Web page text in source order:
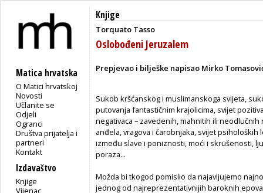
Matica hrvatska
O Matici hrvatskoj
Novosti
Učlanite se
Odjeli
Ogranci
Društva prijatelja i
partneri
Kontakt
Izdavaštvo
Knjige
Vijenac
Knjige
Torquato Tasso
Oslobođeni Jeruzalem
Prepjevao i bilješke napisao Mirko
Sukob kršćanskog i muslimanskoga svijeta,
putovanja fantastičnim krajolicima, svijet
negativaca – zavedenih, mahnitih ili
anđela, vragova i čarobnjaka, svijet
između slave i poniznosti, moći i skrušenosti,
poraza...
Možda bi tkogod pomislio da najavljujemo
jednog od najreprezentativnijih baroknih